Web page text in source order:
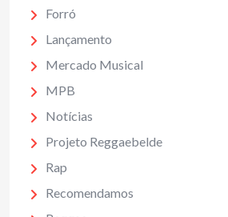
Forró
Lançamento
Mercado Musical
MPB
Notícias
Projeto Reggaebelde
Rap
Recomendamos